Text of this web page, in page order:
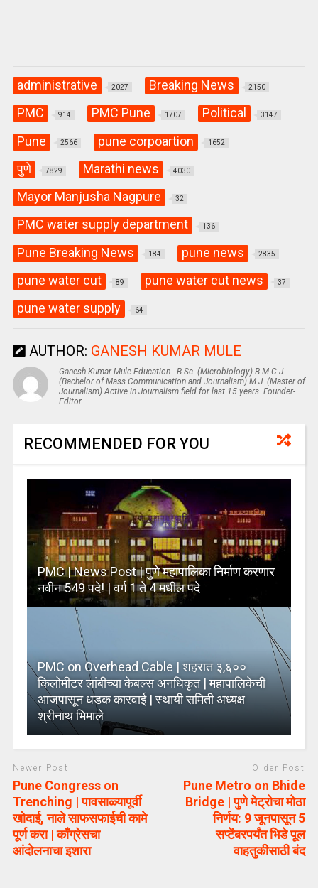
administrative 2027 Breaking News 2150
PMC 914 PMC Pune 1707 Political 3147
Pune 2566 pune corpoartion 1652
पुणे 7829 Marathi news 4030
Mayor Manjusha Nagpure 32
PMC water supply department 136
Pune Breaking News 184 pune news 2835
pune water cut 89 pune water cut news 37
pune water supply 64
AUTHOR: GANESH KUMAR MULE
Ganesh Kumar Mule Education - B.Sc. (Microbiology) B.M.C.J
(Bachelor of Mass Communication and Journalism) M.J. (Master of
Journalism) Active in Journalism field for last 15 years. Founder-
Editor...
RECOMMENDED FOR YOU
PMC | News Post | पुणे महापालिका निर्माण करणार
नवीन 549 पदे! | वर्ग 1 ते 4 मधील पदे
PMC on Overhead Cable | शहरात ३,६००
किलोमीटर लांबीच्या केबल्स अनधिकृत | महापालिकेची
आजपासून धडक कारवाई | स्थायी समिती अध्यक्ष
श्रीनाथ भिमाले
Newer Post
Pune Congress on
Trenching | पावसाळ्यापूर्वी
खोदाई, नाले साफसफाईची कामे
पूर्ण करा | काँग्रेसचा
आंदोलनाचा इशारा
Older Post
Pune Metro on Bhide
Bridge | पुणे मेट्रोचा मोठा
निर्णय: 9 जूनपासून 5
सप्टेंबरपर्यंत भिडे पूल
वाहतुकीसाठी बंद